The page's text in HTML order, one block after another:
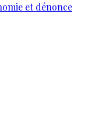
et dénonce